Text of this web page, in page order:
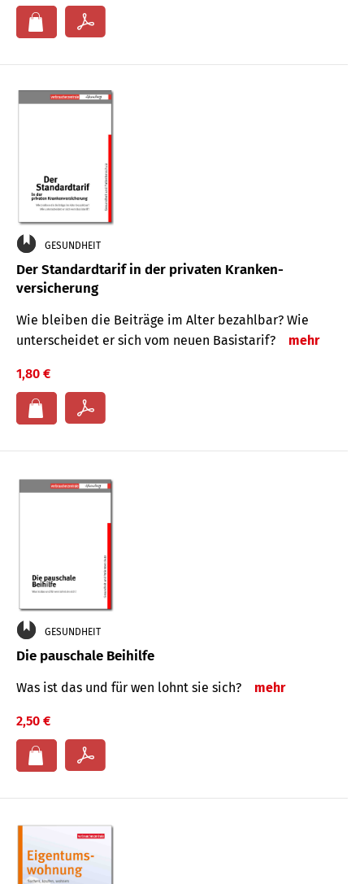
GESUNDHEIT
Der Standard­tarif in der privaten Kranken­
versicherung
Wie bleiben die Beiträge im Alter bezahlbar? Wie
unterscheidet er sich vom neuen Basistarif?
mehr
1,80 €
GESUNDHEIT
Die pauschale Beihilfe
Was ist das und für wen lohnt sie sich? mehr
2,50 €